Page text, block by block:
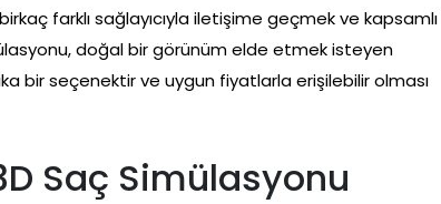
farklı sağlayıcıyla iletişime geçmek ve kapsamlı
doğal bir görünüm elde etmek isteyen
bir seçenektir ve uygun fiyatlarla erişilebilir olması
Saç Simülasyonu